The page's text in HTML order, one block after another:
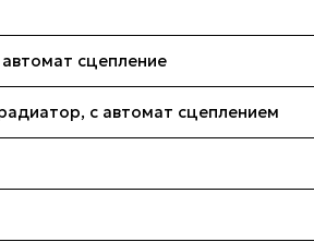
сцепление
с автомат сцеплением